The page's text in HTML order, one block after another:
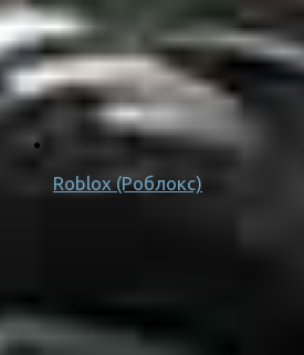
Roblox (Роблокс)